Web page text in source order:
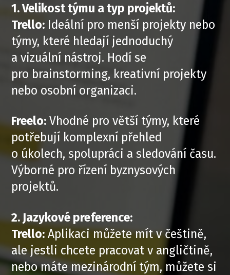
1. Velikost týmu a typ projektů:
Trello: Ideální pro menší projekty nebo
týmy, které hledají jednoduchý
a vizuální nástroj. Hodí se
pro brainstorming, kreativní projekty
nebo osobní organizaci.
Freelo: Vhodné pro větší týmy, které
potřebují komplexní přehled
o úkolech, spolupráci a sledování času.
Výborné pro řízení byznysových
projektů.
2. Jazykové preference:
Trello: Aplikaci můžete mít v češtině,
ale jestli chcete pracovat v angličtině,
nebo máte mezinárodní tým, můžete si